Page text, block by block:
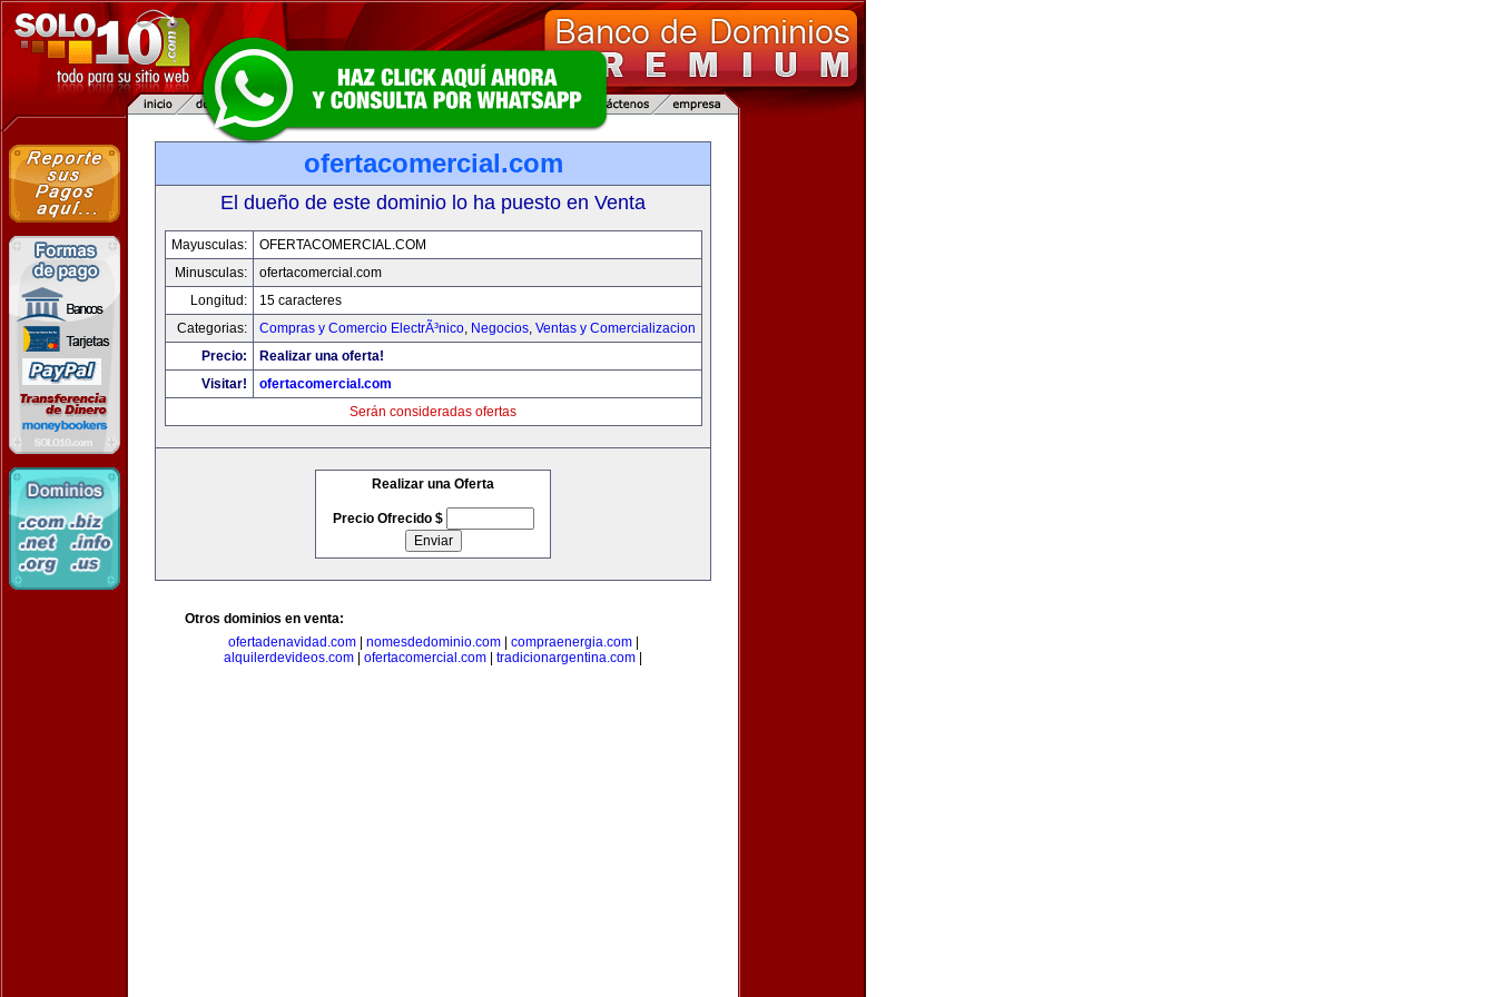
ofertacomercial.com
El dueño de este dominio lo ha puesto en Venta
Mayusculas:
OFERTACOMERCIAL.COM
Minusculas:
ofertacomercial.com
Longitud:
15 caracteres
Categorias:
Compras y Comercio ElectrÃ³nico, Negocios, Ventas y Comercializacion
Precio:
Realizar una oferta!
Visitar!
ofertacomercial.com
Serán consideradas ofertas
Realizar una Oferta
Precio Ofrecido $
Otros dominios en venta:
ofertadenavidad.com| nomesdedominio.com| compraenergia.com|
alquilerdevideos.com
ofertacomercial.com tradicionargentina.com